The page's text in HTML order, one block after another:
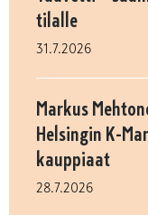
tilalle
31.7.2026
Markus
Helsingin K-
kauppiaat
28.7.2026